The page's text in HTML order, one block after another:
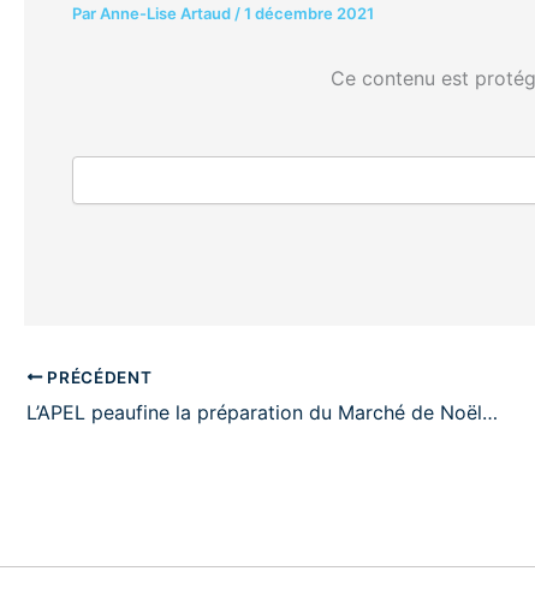
ParAnne-Lise Artaud /1 décembre 2021
Ce contenu est
PRÉCÉDENT
L’APEL peaufine la préparation du Marché de Noël…